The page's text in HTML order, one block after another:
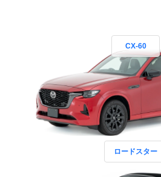
CX-60
ロードスター